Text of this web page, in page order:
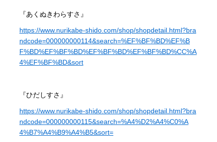
『あくぬきわらすさ』
https://www.nurikabe-shido.com/shop/shopdetail.html?bra
ndcode=000000000114&search=%EF%BF%BD%EF%B
F%BD%EF%BF%BD%EF%BF%BD%EF%BF%BD%CC%A
4%EF%BF%BD&sort
『ひだしすさ』
https://www.nurikabe-shido.com/shop/shopdetail.html?bra
ndcode=000000000115&search=%A4%D2%A4%C0%A
4%B7%A4%B9%A4%B5&sort=